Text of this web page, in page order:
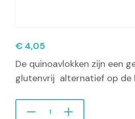
€ 4,05
De quinoavlokken zijn een
glutenvrij alternatief op de